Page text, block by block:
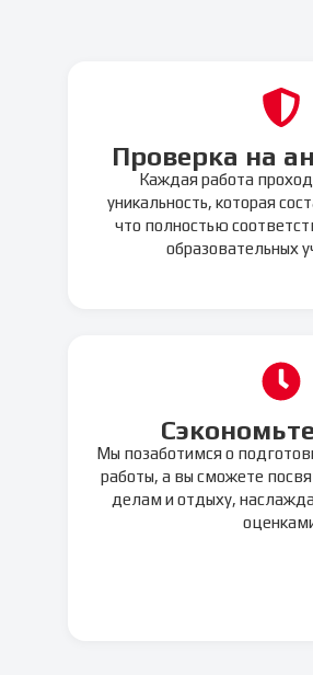
Проверка на
Каждая работа
уникальность, которая
что полностью
образовательных
Мы позаботимся о
работы, а вы сможете
делам и отдыху,